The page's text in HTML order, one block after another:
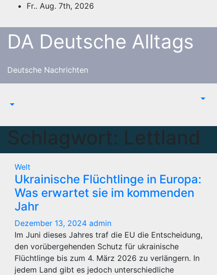
springen
Fr.. Aug. 7th, 2026
DA Deutsche Alltags
Deutsche Nachrichten
Schlagwort: Lettland
Welt
Ukrainische Flüchtlinge in Europa:
Was erwartet sie im kommenden
Jahr
Dezember 13, 2024 admin
Im Juni dieses Jahres traf die EU die Entscheidung,
den vorübergehenden Schutz für ukrainische
Flüchtlinge bis zum 4. März 2026 zu verlängern. In
jedem Land gibt es jedoch unterschiedliche